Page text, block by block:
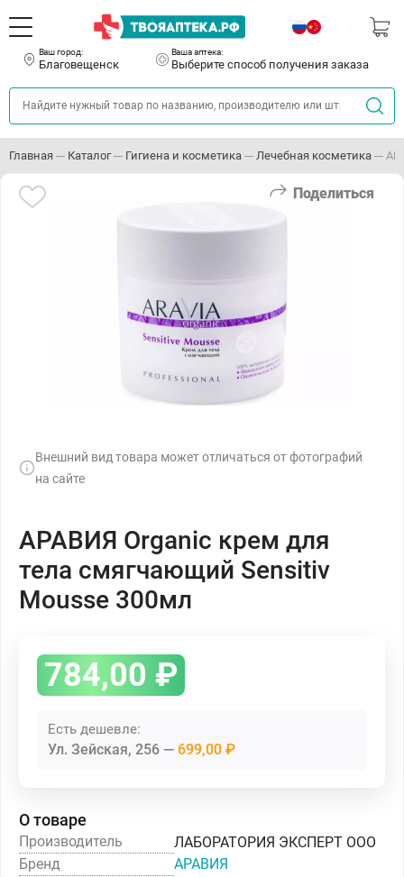
Ваш город:
Благовещенск
Ваша аптека:
Выберите способ получения заказа
Главная Каталог Гигиена и косметика Лечебная косметика
Поделиться
Внешний вид товара может отличаться от фотографий
на сайте
АРАВИЯ Organic крем для
тела смягчающий Sensitiv
Mousse 300мл
784,00 ₽
Есть дешевле:
Ул. Зейская, 256 699,00 ₽
О товаре
Производитель
ЛАБОРАТОРИЯ ЭКСПЕРТ ООО
Бренд
АРАВИЯ